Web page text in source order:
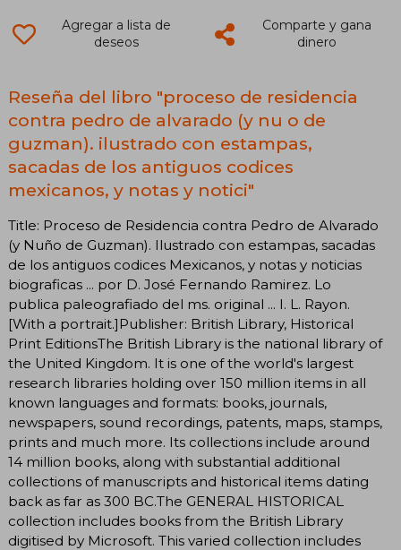
Agregar a lista de
deseos
Comparte y gana
dinero
Reseña del libro "proceso de residencia
contra pedro de alvarado (y nu o de
guzman). ilustrado con estampas,
sacadas de los antiguos codices
mexicanos, y notas y notici"
Title: Proceso de Residencia contra Pedro de Alvarado
(y Nuño de Guzman). Ilustrado con estampas, sacadas
de los antiguos codices Mexicanos, y notas y noticias
biograficas ... por D. José Fernando Ramirez. Lo
publica paleografiado del ms. original ... I. L. Rayon.
[With a portrait.]Publisher: British Library, Historical
Print EditionsThe British Library is the national library of
the United Kingdom. It is one of the world's largest
research libraries holding over 150 million items in all
known languages and formats: books, journals,
newspapers, sound recordings, patents, maps, stamps,
prints and much more. Its collections include around
14 million books, along with substantial additional
collections of manuscripts and historical items dating
back as far as 300 BC.The GENERAL HISTORICAL
collection includes books from the British Library
digitised by Microsoft. This varied collection includes